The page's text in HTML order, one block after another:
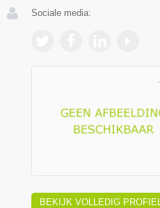
Sociale media:
BEKIJK VOLLEDIG PROFIEL